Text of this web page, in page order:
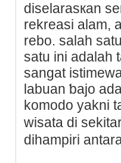
diselarasкan
rekreasi alam,
rebo. salah
satu ini adalah
sangat
labuan ƅajo
komodo yakni
wisаta dі
dihampiri